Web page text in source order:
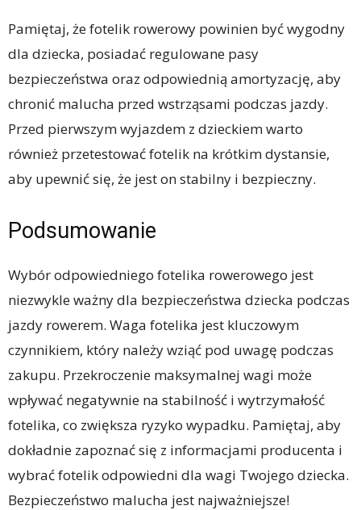
Pamiętaj, że fotelik rowerowy powinien być wygodny
dla dziecka, posiadać regulowane pasy
bezpieczeństwa oraz odpowiednią amortyzację, aby
chronić malucha przed wstrząsami podczas jazdy.
Przed pierwszym wyjazdem z dzieckiem warto
również przetestować fotelik na krótkim dystansie,
aby upewnić się, że jest on stabilny i bezpieczny.
Podsumowanie
Wybór odpowiedniego fotelika rowerowego jest
niezwykle ważny dla bezpieczeństwa dziecka podczas
jazdy rowerem. Waga fotelika jest kluczowym
czynnikiem, który należy wziąć pod uwagę podczas
zakupu. Przekroczenie maksymalnej wagi może
wpływać negatywnie na stabilność i wytrzymałość
fotelika, co zwiększa ryzyko wypadku. Pamiętaj, aby
dokładnie zapoznać się z informacjami producenta i
wybrać fotelik odpowiedni dla wagi Twojego dziecka.
Bezpieczeństwo malucha jest najważniejsze!